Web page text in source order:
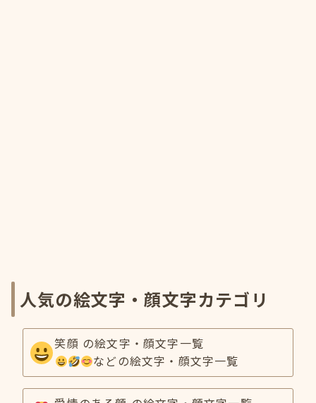
人気の絵文字・顔文字カテゴリ
笑顔 の絵文字・顔文字一覧
などの絵文字・顔文字一覧